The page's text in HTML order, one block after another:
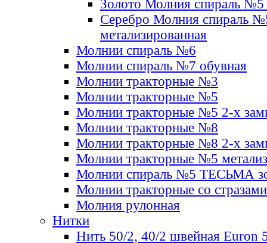
Золото Молния спираль №5
Серебро Молния спираль
метализированная
Молнии спираль №6
Молнии спираль №7 обувная
Молнии тракторные №3
Молнии тракторные №5
Молнии тракторные №5 2-х
Молнии тракторные №8
Молнии тракторные №8 2-х
Молнии тракторные №5
Молнии спираль №5 ТЕСЬМА
Молнии тракторные со стразами
Молния рулонная
Нитки
Нить 50/2, 40/2 швейная Euron